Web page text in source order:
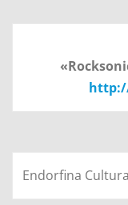
Endorfina